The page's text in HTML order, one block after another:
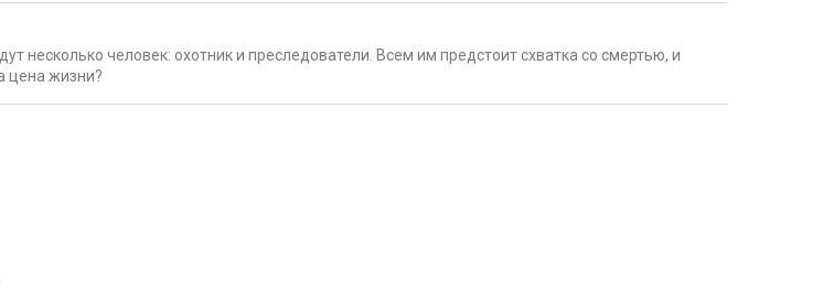
несколько человек: охотник и преследователи. Всем им предстоит схватка со смертью, и
цена жизни?